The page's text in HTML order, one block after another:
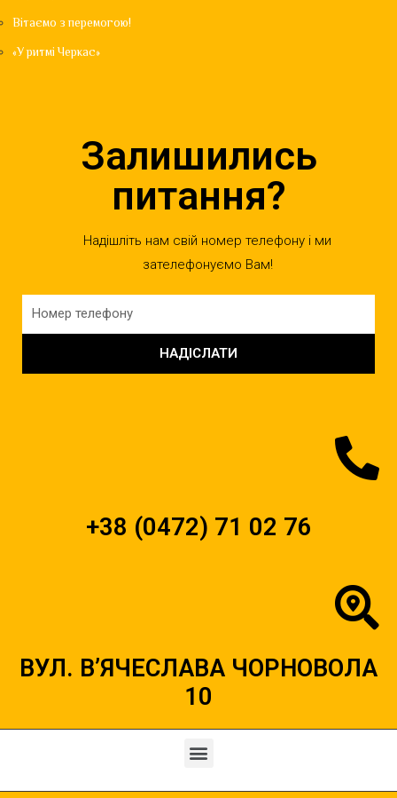
Вітаємо з перемогою!
«У ритмі Черкас»
Залишились
питання?
Надішліть нам свій номер телефону і ми
зателефонуємо Вам!
НАДІСЛАТИ
+38 (0472) 71 02 76
ВУЛ. В’ЯЧЕСЛАВА ЧОРНОВОЛА
10